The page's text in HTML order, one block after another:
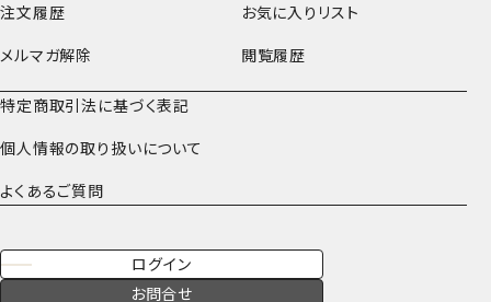
注文履歴
お気に入りリスト
メルマガ解除
閲覧履歴
特定商取引法に基づく表記
個人情報の取り扱いについて
よくあるご質問
ログイン
お問合せ